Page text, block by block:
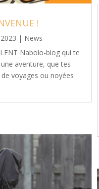
!
| News
Nabolo-blog qui te
aventure, que tes
voyages ou noyées